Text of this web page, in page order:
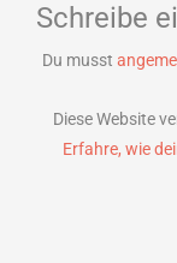
Schreibe
Du musst
Diese Website
Erfahre, wie